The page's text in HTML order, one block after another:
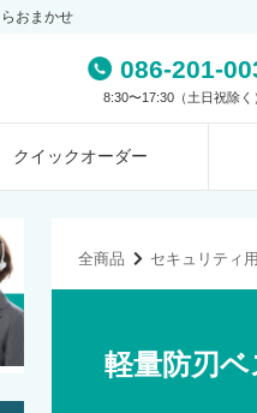
おまかせ
086-201-
8:30〜17:30（土日祝除く
クイックオーダー
全商品 セキュリティ
軽量防刃ベ